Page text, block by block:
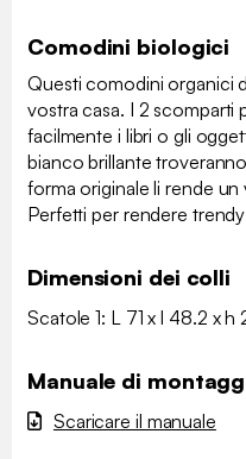
Comodini biologici
Questi comodini organici
vostra casa. I 2
facilmente i libri o gli
bianco brillante
forma originale li rende
Perfetti per rendere
Dimensioni dei colli
Scatole 1: L 71 x l 48.2 x
Manuale di
Scaricare il manuale